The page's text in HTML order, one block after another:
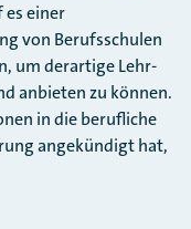
einer
von Berufsschulen
um derartige Lehr-
anbieten zu können.
in die berufliche
angekündigt hat,